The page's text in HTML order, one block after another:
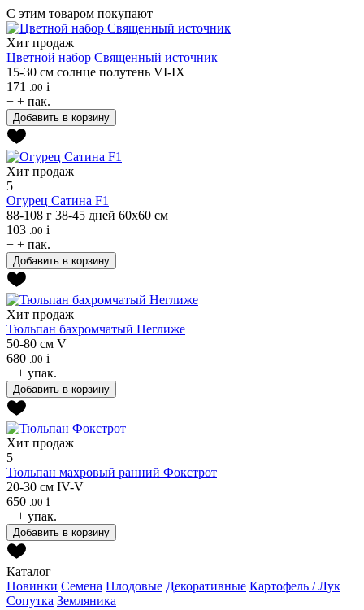
С этим товаром покупают
Хит продаж
Цветной набор Священный источник
15-30 см солнце полутень VI-IX
171
.00 i
− + пак.
Добавить в корзину
Хит продаж
5
Огурец Сатина F1
88-108 г 38-45 дней 60х60 см
103 .00 i
− + пак.
Добавить в корзину
Хит продаж
Тюльпан бахромчатый Неглиже
50-80 см V
680 .00 i
− + упак.
Добавить в корзину
Хит продаж
5
Тюльпан махровый ранний Фокстрот
20-30 см IV-V
650 .00 i
− + упак.
Добавить в корзину
Каталог
Новинки Семена Плодовые Декоративные Картофель / Лук
Сопутка Земляника